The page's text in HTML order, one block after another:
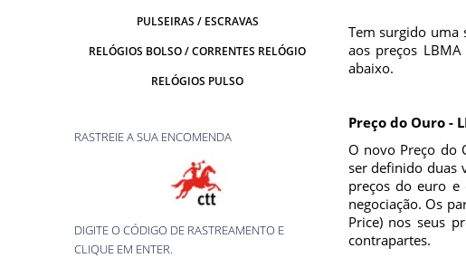
PULSEIRAS / ESCRAVAS
RELÓGIOS BOLSO / CORRENTES RELÓGIO
RELÓGIOS PULSO
RASTREIE A SUA ENCOMENDA
DIGITE O CÓDIGO DE RASTREAMENTO E
CLIQUE EM ENTER.
Tem surgido uma
aos preços
abaixo.
Preço do Ouro -
O novo Preço do
ser definido duas
preços do euro e
negociação. Os
Price) nos seus
contrapartes.